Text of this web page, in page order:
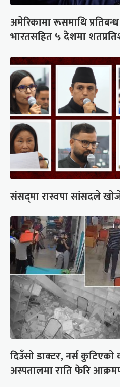
अमेरिकामा रूसमाथि
भारतसहित ५ देशमा
संसद्‍मा रास्वपा सांसदले
दिउँसो डाक्टर, नर्स
अस्पतालमा राति फेरि